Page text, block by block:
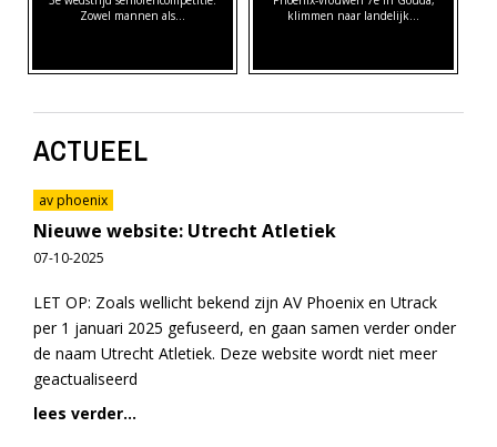
Zowel mannen als…
klimmen naar landelijk…
ACTUEEL
av phoenix
Nieuwe website: Utrecht Atletiek
07-10-2025
LET OP: Zoals wellicht bekend zijn AV Phoenix en Utrack
per 1 januari 2025 gefuseerd, en gaan samen verder onder
de naam Utrecht Atletiek. Deze website wordt niet meer
geactualiseerd
lees verder...